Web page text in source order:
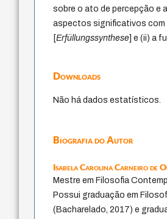
sobre o ato de percepção e
aspectos significativos com
[Erfüllungssynthese ] e (ii) a
Downloads
Não há dados estatísticos.
Biografia do Autor
Isabela Carolina Carneiro de
Mestre em Filosofia
Possui graduação em
(Bacharelado, 2017) e